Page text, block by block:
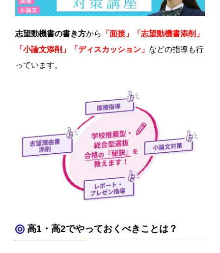
志望動機書の書き方から
「面接」「志望動機書添削」
「小論文添削」「ディスカッション」 などの指導も行
っています。
高1・高2でやっておくべきことは？